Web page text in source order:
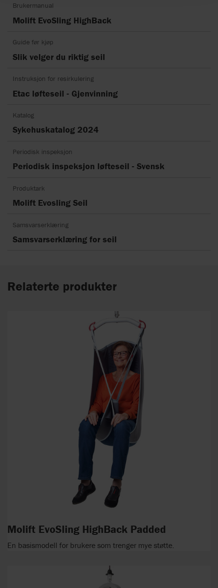
Brukermanual
Molift EvoSling HighBack
Guide før kjøp
Slik velger du riktig seil
Instruksjon for resirkulering
Etac løfteseil - Gjenvinning
Katalog
Sykehuskatalog 2024
Periodisk inspeksjon
Periodisk inspeksjon løfteseil - Svensk
Produktark
Molift Evosling Seil
Samsvarserklæring
Samsvarserklæring for seil
Relaterte produkter
Molift EvoSling HighBack Padded
En basismodell for brukere som trenger mye støtte.